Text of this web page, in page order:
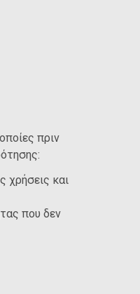
πριν
χρήσεις και
που δεν